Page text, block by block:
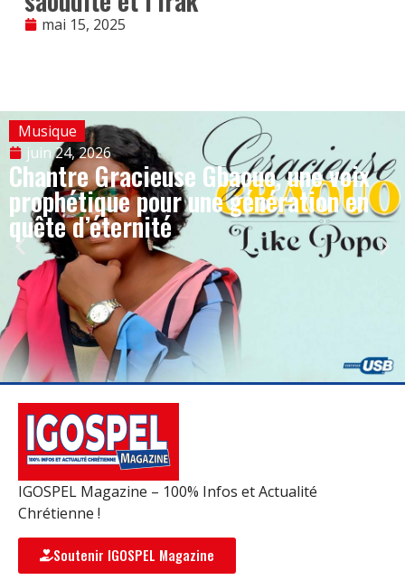
mai 15, 2025
Musique
juin 24, 2026
Chantre Gracieuse Gbaouo, une voix
prophétique pour une génération en
quête d’éternité
IGOSPEL Magazine – 100% Infos et Actualité
Chrétienne !
Soutenir IGOSPEL Magazine